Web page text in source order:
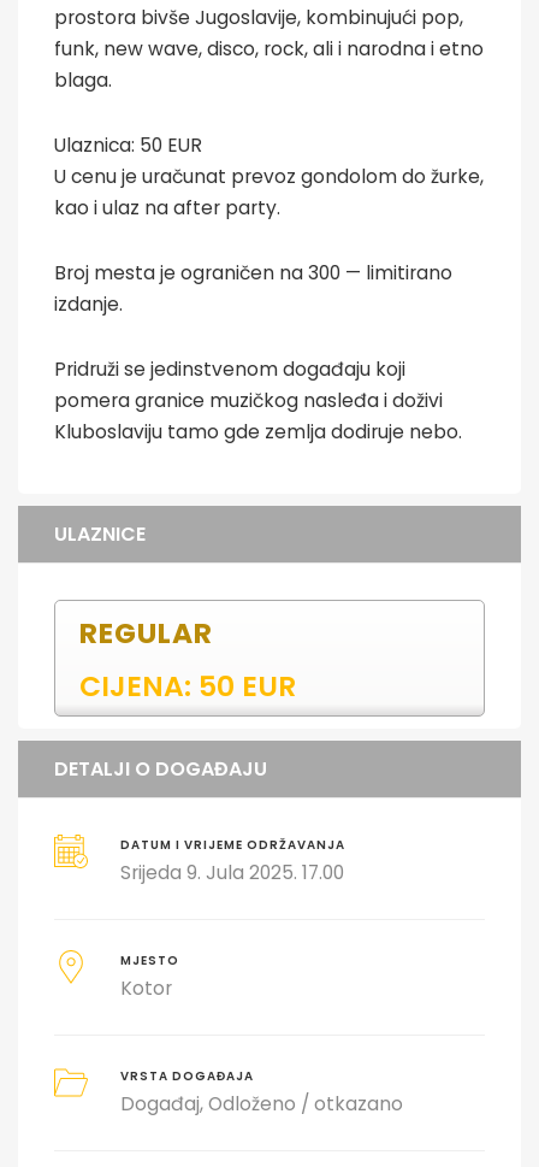
prostora bivše Jugoslavije, kombinujući pop,
funk, new wave, disco, rock, ali i narodna i etno
blaga.
Ulaznica: 50 EUR
U cenu je uračunat prevoz gondolom do žurke,
kao i ulaz na after party.
Broj mesta je ograničen na 300 — limitirano
izdanje.
Pridruži se jedinstvenom događaju koji
pomera granice muzičkog nasleđa i doživi
Kluboslaviju tamo gde zemlja dodiruje nebo.
ULAZNICE
REGULAR
CIJENA: 50 EUR
DETALJI O DOGAĐAJU
DATUM I VRIJEME ODRŽAVANJA
Srijeda 9. Jula 2025. 17.00
MJESTO
Kotor
VRSTA DOGAĐAJA
Događaj Odloženo / otkazano